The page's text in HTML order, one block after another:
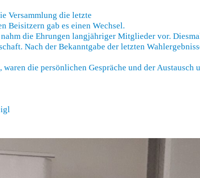
Versammlung die letzte
Beisitzern gab es einen Wechsel.
die Ehrungen langjähriger Mitglieder vor.
Nach der Bekanntgabe der letzten
die persönlichen Gespräche und der Austausch